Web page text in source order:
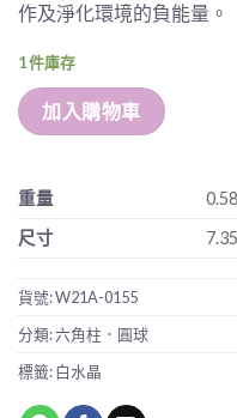
作及淨化環境的負能量。
1 件庫存
加入購物車
重量
尺寸
貨號:W21A-0155
分類:六角柱．圓球
標籤:白水晶